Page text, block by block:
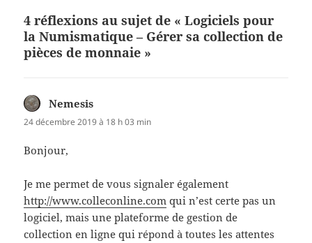
4 réflexions au sujet de « Logiciels pour
la Numismatique – Gérer sa collection de
pièces de monnaie »
Nemesis
24 décembre 2019 à 18 h 03 min
Bonjour,
Je me permet de vous signaler également
http://www.colleconline.com qui n’est certe pas un
logiciel, mais une plateforme de gestion de
collection en ligne qui répond à toutes les attentes